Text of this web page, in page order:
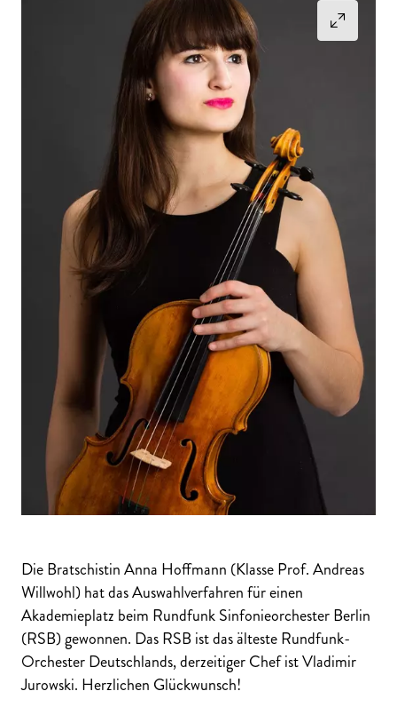
Die Bratschistin Anna Hoffmann (Klasse Prof. Andreas
Willwohl) hat das Auswahlverfahren für einen
Akademieplatz beim Rundfunk Sinfonieorchester Berlin
(RSB) gewonnen. Das RSB ist das älteste Rundfunk-
Orchester Deutschlands, derzeitiger Chef ist Vladimir
Jurowski. Herzlichen Glückwunsch!